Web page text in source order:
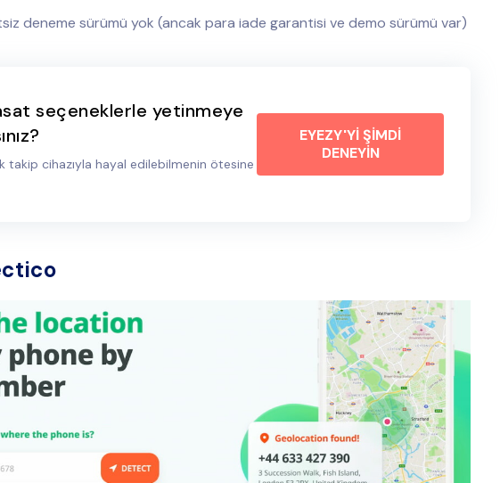
deneme sürümü yok (ancak para iade garantisi ve demo sürümü var)
seçeneklerle yetinmeye
takip cihazıyla hayal edilebilmenin ötesine
EYEZY'Yİ ŞİMDİ
DENEYİN